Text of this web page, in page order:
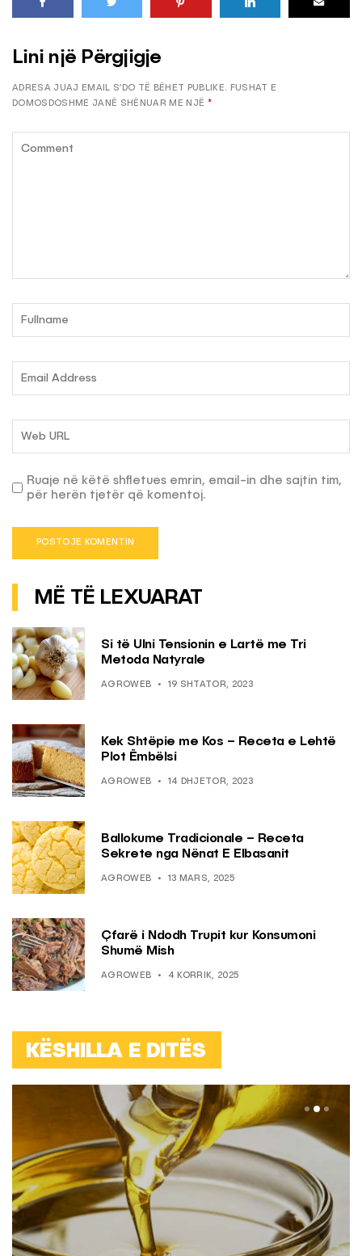
Lini një Përgjigje
ADRESA JUAJ EMAIL S’DO TË BËHET PUBLIKE. FUSHAT E
DOMOSDOSHME JANË SHËNUAR ME NJË *
Ruaje në këtë shfletues emrin, email-in dhe sajtin tim,
për herën tjetër që komentoj.
MË TË LEXUARAT
Si të Ulni Tensionin e Lartë me Tri
Metoda Natyrale
AGROWEB 19 SHTATOR, 2023
Kek Shtëpie me Kos – Receta e Lehtë
Plot Ëmbëlsi
AGROWEB 14 DHJETOR, 2023
Ballokume Tradicionale – Receta
Sekrete nga Nënat E Elbasanit
AGROWEB 13 MARS, 2025
Çfarë i Ndodh Trupit kur Konsumoni
Shumë Mish
AGROWEB 4 KORRIK, 2025
KËSHILLA E DITËS